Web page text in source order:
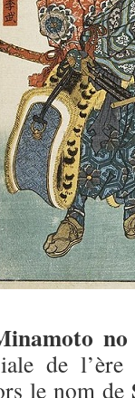
de l’ère
le nom de